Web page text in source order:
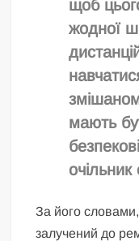
щоб
жодної
мають
очільник
За його
залучений до